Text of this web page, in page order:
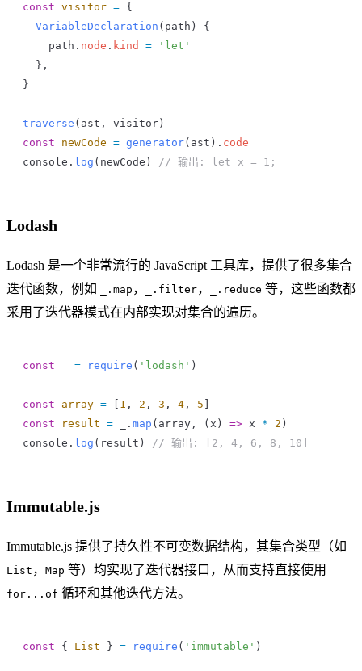
const visitor = {
  VariableDeclaration
( path ) {
    path
. node . kind = 'let'
  },
}
traverse ( ast , visitor )
const newCode = generator( ast ). code
console . log ( newCode ) // 输出: let x = 1;
Lodash
Lodash 是一个非常流行的 JavaScript 工具库，提供了很多集合
迭代函数，例如
_.map ， _.filter， _.reduce 等，这些函数都
采用了迭代器模式在内部实现对集合的遍历。
const = require ( 'lodash' )
const array = 1 , 2 , 3 , 4 , 5
const result = . map ( array , ( x ) => x * 2 )
console . log ( result ) // 输出: [2, 4, 6, 8, 10]
Immutable.js
Immutable.js 提供了持久性不可变数据结构，其集合类型（如
List ， Map 等）均实现了迭代器接口，从而支持直接使用
for...of 循环和其他迭代方法。
const { List } = require ( 'immutable' )